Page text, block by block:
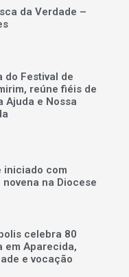
da Verdade –
do Festival de
reúne fiéis de
Ajuda e Nossa
iniciado com
na Diocese
celebra 80
em Aparecida,
e vocação